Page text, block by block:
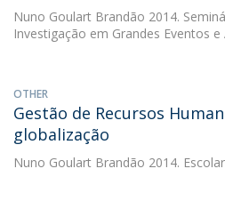
Nuno Goulart Brandão 2014.
Investigação em Grandes Eventos e
OTHER
Gestão de Recursos
globalização
Nuno Goulart Brandão 2014.